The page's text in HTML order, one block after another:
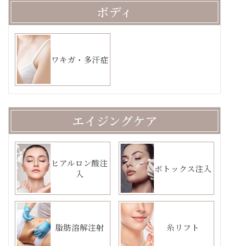
ボディ
ワキガ・多汗症
エイジングケア
ヒアルロン酸注
入
ボトックス注入
脂肪溶解注射 糸リフト